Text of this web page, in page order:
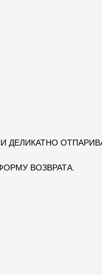
ВОЗВРАТА.